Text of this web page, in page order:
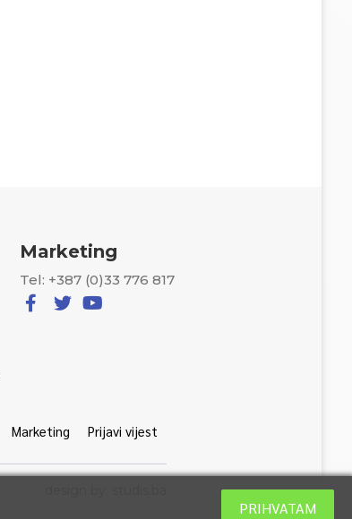
Marketing
Tel: +387 (0)33 776 817
Marketing Prijavi vijest
PRIHVATAM